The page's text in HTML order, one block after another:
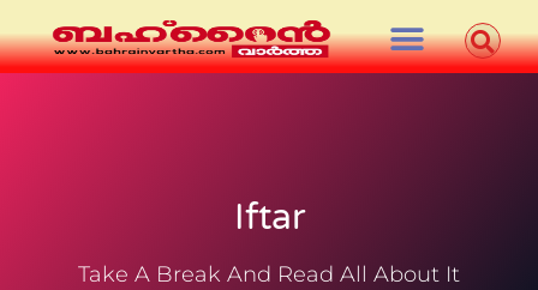
Iftar
Take A Break And Read All About It